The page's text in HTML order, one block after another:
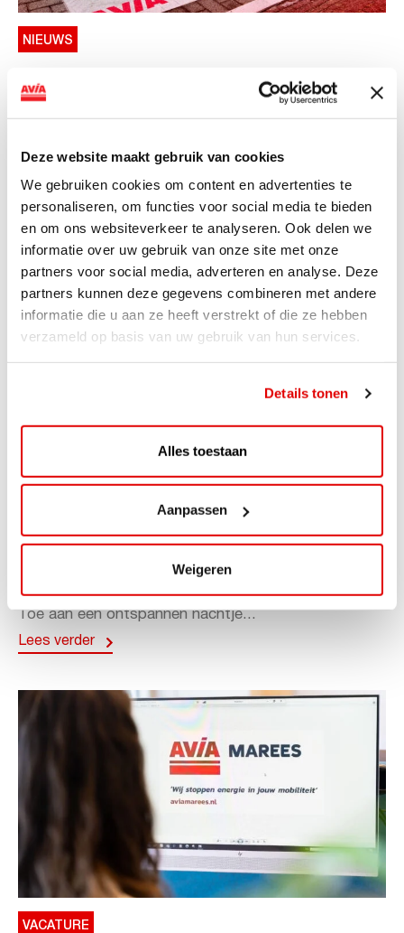
Deze website maakt gebruik van cookies
We gebruiken cookies om content en advertenties te
personaliseren, om functies voor social media te bieden
en om ons websiteverkeer te analyseren. Ook delen we
informatie over uw gebruik van onze site met onze
partners voor social media, adverteren en analyse. Deze
partners kunnen deze gegevens combineren met andere
informatie die u aan ze heeft verstrekt of die ze hebben
verzameld op basis van uw gebruik van hun services.
Details tonen
Alles toestaan
Aanpassen
Weigeren
NIEUWS
AVIA VOLT en Fletcher Hotels starten
landelijke uitrol van DC-
AVIA VOLT en Fletcher Hotels starten landelijke uitrol
van DC-snellaadinfrastructuur AVIA VOLT en...
Lees verder
ViaAVIA Super Deal: 20% korting bij
ViaAVIA Super Deal: €25 korting bij ViaLuxury Hotels
Toe aan een ontspannen nachtje...
Lees verder
VACATURE